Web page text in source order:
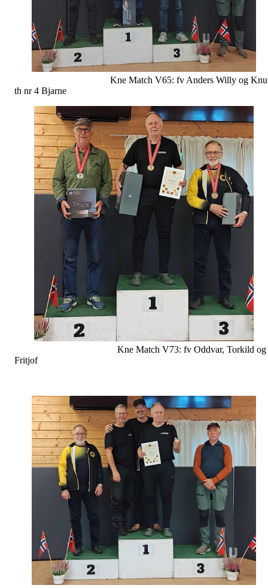
Kne Match V65: fv Anders Willy og
th nr 4 Bjarne
Kne Match V73: fv Oddvar, Torkild og
Fritjof